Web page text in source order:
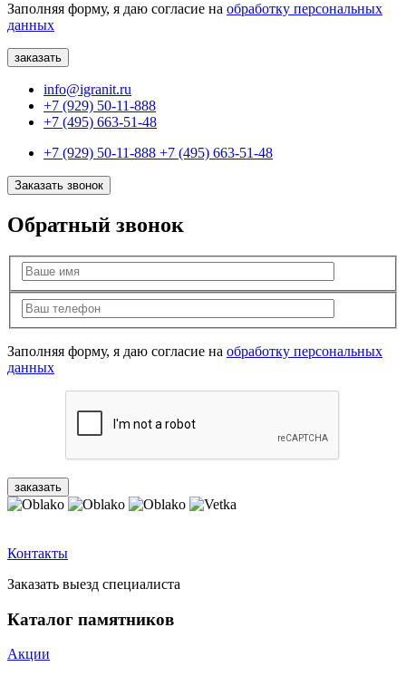
Заполняя форму, я даю согласие на обработку персональных
данных
info@igranit.ru
+7 (929) 50-11-888
+7 (495) 663-51-48
+7 (929) 50-11-888 +7 (495) 663-51-48
Заказать звонок
Обратный звонок
Заполняя форму, я даю согласие на обработку персональных
данных
Контакты
Заказать выезд специалиста
Каталог памятников
Акции